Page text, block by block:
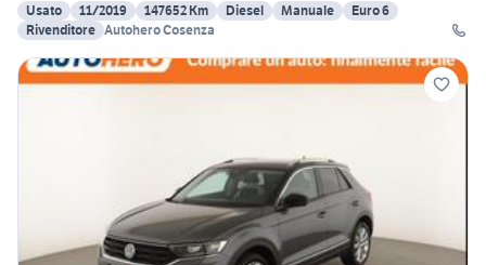
Usato
11/2019 147652 Km Diesel Manuale
Euro 6
Rivenditore Autohero Cosenza